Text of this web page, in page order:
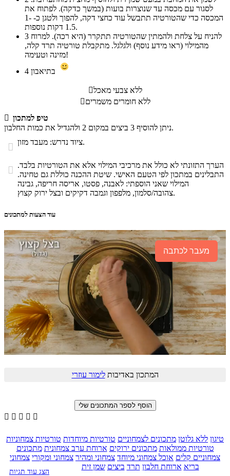
לסגור עם מכסה עד שנוצרות בועות (במשך כדקה). לפתוח את
המכסה כדי שהטורטיה תתבשל עוד כחצי דקה, להפוך ולטגן כ- 1-
1.5 דקות נוספות.
3
מהמילוי (ראו מידע נוסף) ולגלגל. מתקבלת טורטיה תרד קלה,
מזינה וטעימה!
4
ללא צבעי מאכל
ללא חומרים משמרים
 טיפ למתכון
ניתן להוסיף 3 ביצים במקום 2 ולהגדיל את כמות החלבון.
 ציוד נדרש: מעבד מזון.
 הערך התזונתי לא כולל את מרכיבי המילוי אלא את הטורטיות בלבד.
התבלינים במתכון לפי הטעם האישי. שיטת ההכנה כוללת גם טחינה.
המילוי שאני הוספתי: לאבנה, פסטו, אריסה חריפה, גבינה
צהובה/סלמון, מלפפון וגמבה דקיקים ובצל ירוק קצוץ.
עוד הצעות למתכונים
מעבר לכתבה
המתכון באדיבותלימור עוזרי
    
טיגון ללא גלוטן מתכונים לצמחוניים טורטיות מיוחדות טורטיות צמחוניות
טורטיות ממולאות מתכונים ירוקים ארוחת ערב צמחונית מתכונים
צמחוניים קלים אוכל צמחוני מיוחד צמחוני ומהיר צמחוני ומקורי צמחוני
בריא ארוחת חלבון תרד ביצים שמן זית
הצג עוד תגיות